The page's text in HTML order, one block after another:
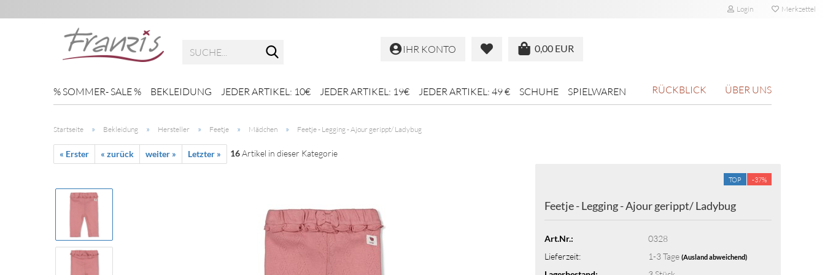
Login Merkzettel
0,00 EUR
IHR KONTO
% SOMMER- SALE % BEKLEIDUNG JEDER ARTIKEL: 10€ JEDER ARTIKEL: 19€ JEDER ARTIKEL: 49 € SCHUHE SPIELWAREN RÜCKBLICK ÜBER UNS
Startseite » Bekleidung » Hersteller » Feetje » Mädchen » Feetje - Legging - Ajour gerippt/ Ladybug
« Erster « zurück weiter » Letzter » 16Artikel in dieser Kategorie
TOP -37%
Feetje - Legging - Ajour gerippt/ Ladybug
Art.Nr.:
0328
Lieferzeit:
1-3 Tage(Ausland abweichend)